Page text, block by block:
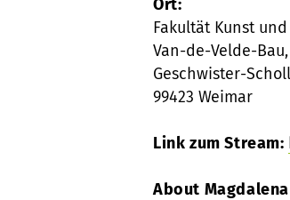
Ort:
Fakultät Kunst
Van-de-Velde-Bau,
Geschwister-
99423 Weimar
Link zum Stream:
About